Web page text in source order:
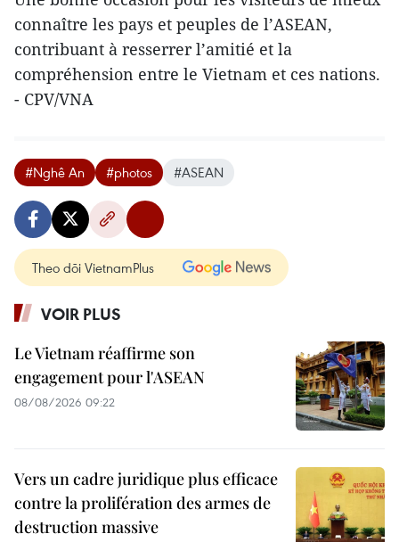
connaître les pays et peuples de l’ASEAN,
contribuant à resserrer l’amitié et la
compréhension entre le Vietnam et ces nations.
- CPV/VNA
#Nghê An #photos #ASEAN
Theo dõi VietnamPlus
VOIR PLUS
Le Vietnam réaffirme son
engagement pour l'ASEAN
08/08/2026 09:22
Vers un cadre juridique plus efficace
contre la prolifération des armes de
destruction massive